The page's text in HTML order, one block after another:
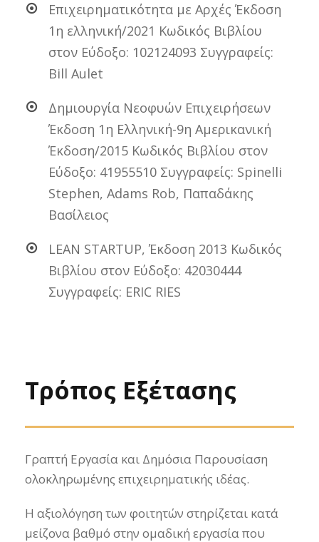
Επιχειρηματικότητα με Αρχές Έκδοση
1η ελληνική/2021 Κωδικός Βιβλίου
στον Εύδοξο: 102124093 Συγγραφείς:
Bill Aulet
Δημιουργία Νεοφυών Επιχειρήσεων
Έκδοση 1η Ελληνική-9η Αμερικανική
Έκδοση/2015 Κωδικός Βιβλίου στον
Εύδοξο: 41955510 Συγγραφείς: Spinelli
Stephen, Adams Rob, Παπαδάκης
Βασίλειος
LEAN STARTUP, Έκδοση 2013 Κωδικός
Βιβλίου στον Εύδοξο: 42030444
Συγγραφείς: ERIC RIES
Τρόπος Εξέτασης
Γραπτή Εργασία και Δημόσια Παρουσίαση
ολοκληρωμένης επιχειρηματικής ιδέας.
Η αξιολόγηση των φοιτητών στηρίζεται κατά
μείζονα βαθμό στην ομαδική εργασία που